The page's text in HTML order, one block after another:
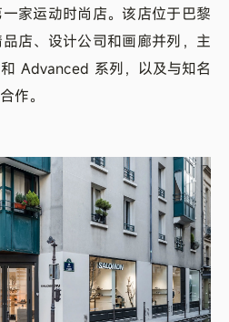
家运动时尚店。该店位于巴黎
店、设计公司和画廊并列，主
Advanced 系列，以及与知名
作。